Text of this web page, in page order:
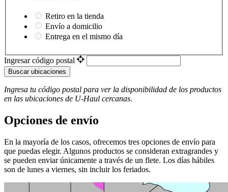
Retiro en la tienda
Envío a domicilio
Entrega en el mismo día
Ingresar código postal
Buscar ubicaciones
Ingresa tu código postal para ver la disponibilidad de los productos
en las ubicaciones de U-Haul ​​​​​​​ cercanas.
Opciones de envío
En la mayoría de los casos, ofrecemos tres opciones de envío para
que puedas elegir. Algunos productos se consideran extragrandes y
se pueden enviar únicamente a través de un flete. Los días hábiles
son de lunes a viernes, sin incluir los feriados.